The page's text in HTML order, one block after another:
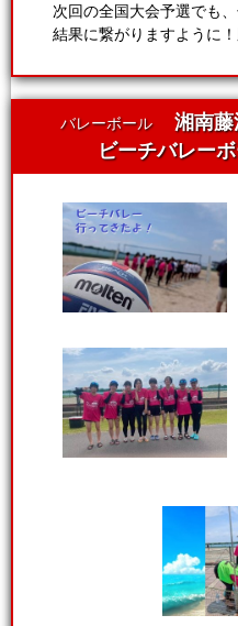
次回の全国大会予選でも
結果に繋がりますように
バレーボール
湘南
ビーチバレー